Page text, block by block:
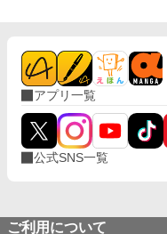
アプリ一覧
公式SNS一覧
ご利用について